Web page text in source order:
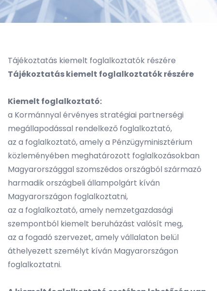
Tájékoztatás kiemelt foglalkoztatók részére
Tájékoztatás kiemelt foglalkoztatók részére
Kiemelt foglalkoztató:
a Kormánnyal érvényes stratégiai partnerségi
megállapodással rendelkező foglalkoztató,
az a foglalkoztató, amely a Pénzügyminisztérium
közleményében meghatározott foglalkozásokban
Magyarországgal szomszédos országból származó
harmadik országbeli állampolgárt kíván
Magyarországon foglalkoztatni,
az a foglalkoztató, amely nemzetgazdasági
szempontból kiemelt beruházást valósít meg,
az a fogadó szervezet, amely vállalaton belül
áthelyezett személyt kíván Magyarországon
foglalkoztatni.